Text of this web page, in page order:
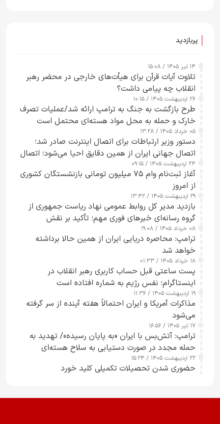
پربازدید
۱۴ تیر ۱۴۰۵ / ۱۵:۰۸
تلاوت آیات قرآن برای هیأت‌های خارجی در محضر رهبر
انقلاب چه پیامی داشت؟
۲۶ اردیبهشت ۱۴۰۵ / ۱۰:۱۵
طرح‌ بازگشت به جنگ به ترامپ ارائه شد/عملیات تصرف
خارک و حمله به محل مواد هسته‌ای محتمل است
۰۵ خرداد ۱۴۰۵ / ۱۳:۲۸
دستور وزیر ارتباطات برای اتصال اینترنت صادر شد؛
اتصال جهانی ایران از همین دقایق احیا می‌شود؛ اتصال
کامل مردم تا ۲۴ ساعت آینده
۲۴ اردیبهشت ۱۴۰۵ / ۰۹:۱۵
آغاز ثبت‌نام وام ۷۵ میلیون تومانی بازنشستگان کشوری
از امروز
۲۹ اردیبهشت ۱۴۰۵ / ۱۳:۴۲
بازدید مدیر کل روابط عمومی نهاد ریاست جمهوری از
گروه رسانه‌ای خبرهای فوری مهم؛ تأکید بر نقش
رسانه‌های هوشمند و مسئول در ارتقای آگاهی عمومی
۰۸ خرداد ۱۴۰۵ / ۱۹:۰۸
ترامپ: محاصره دریایی ایران از همین حالا برداشته
خواهد شد
۱۸ خرداد ۱۴۰۵ / ۰۱:۳۳
پست ساعتی قبل حساب کاربری رهبر انقلاب در
اینستاگرام؛ نفس رژیم به شماره افتاده است​
۱۹ اردیبهشت ۱۴۰۵ / ۱۱:۳۶
مذاکرات آمریکا و ایران احتمالاً هفته آینده از سر گرفته
می‌شود
۱۷ تیر ۱۴۰۵ / ۱۶:۵۶
ترامپ: آتش‌بس با ایران «به پایان رسیده»/ تهدید به
حمله مجدد در صورت دستیابی به سلاح هسته‌ای
۲۲ اردیبهشت ۱۴۰۵ / ۱۵:۲۴
حضوری شدن تحصیلات تکمیلی کلید خورد